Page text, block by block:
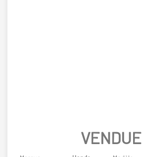
VENDUE